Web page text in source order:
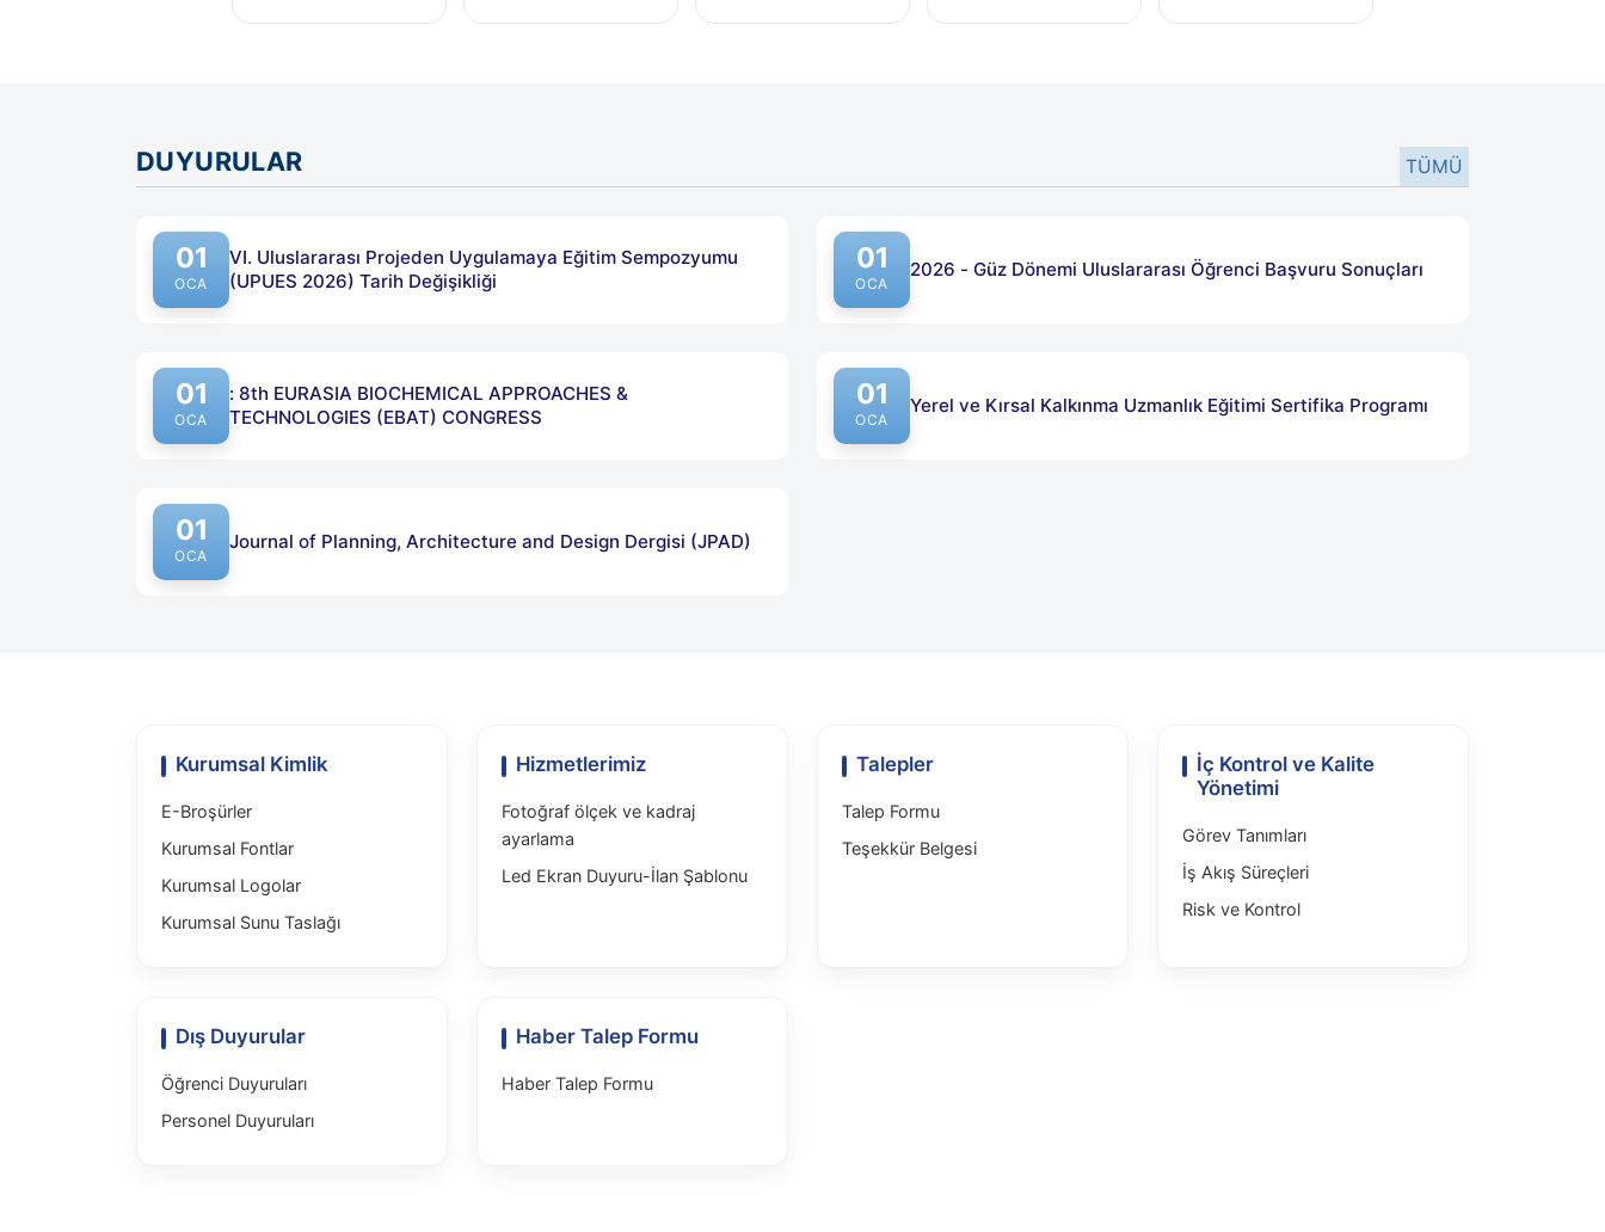
DUYURULAR TÜMÜ
01
OCA
VI. Uluslararası Projeden Uygulamaya Eğitim Sempozyumu
(UPUES 2026) Tarih Değişikliği
01
OCA
2026 - Güz Dönemi Uluslararası Öğrenci Başvuru Sonuçları
01
OCA
: 8th EURASIA BIOCHEMICAL APPROACHES &
TECHNOLOGIES (EBAT) CONGRESS
01
OCA
Yerel ve Kırsal Kalkınma Uzmanlık Eğitimi Sertifika Programı
01
OCA
Journal of Planning, Architecture and Design Dergisi (JPAD)
Kurumsal Kimlik
E-Broşürler
Kurumsal Fontlar
Kurumsal Logolar
Kurumsal Sunu Taslağı
Hizmetlerimiz
Fotoğraf ölçek ve kadraj
ayarlama
Led Ekran Duyuru-İlan Şablonu
Talepler
Talep Formu
Teşekkür Belgesi
İç Kontrol ve Kalite
Yönetimi
Görev Tanımları
İş Akış Süreçleri
Risk ve Kontrol
Dış Duyurular
Öğrenci Duyuruları
Personel Duyuruları
Haber Talep Formu
Haber Talep Formu